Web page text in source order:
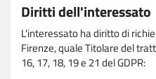
Diritti dell'interessato
L'interessato ha diritto di
Firenze, quale Titolare del
16, 17, 18, 19 e 21 del GDPR: